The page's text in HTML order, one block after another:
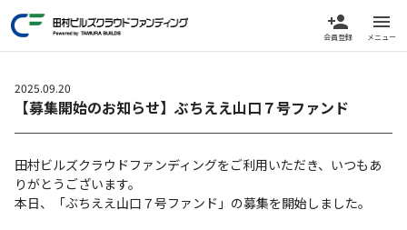
person_add
会員登録
menu
メニュー
2025.09.20
【募集開始のお知らせ】ぶちええ山口７号ファンド
田村ビルズクラウドファンディングをご利用いただき、いつもあ
りがとうございます。
本日、「ぶちええ山口７号ファンド」の募集を開始しました。